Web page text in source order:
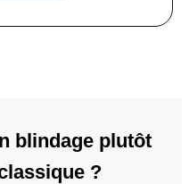
blindage plutôt
?